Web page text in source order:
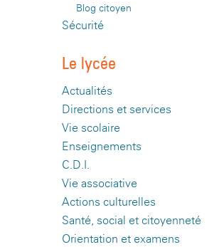
Blog citoyen
Sécurité
Le lycée
Actualités
Directions et services
Vie scolaire
Enseignements
C.D.I.
Vie associative
Actions culturelles
Santé, social et citoyenneté
Orientation et examens